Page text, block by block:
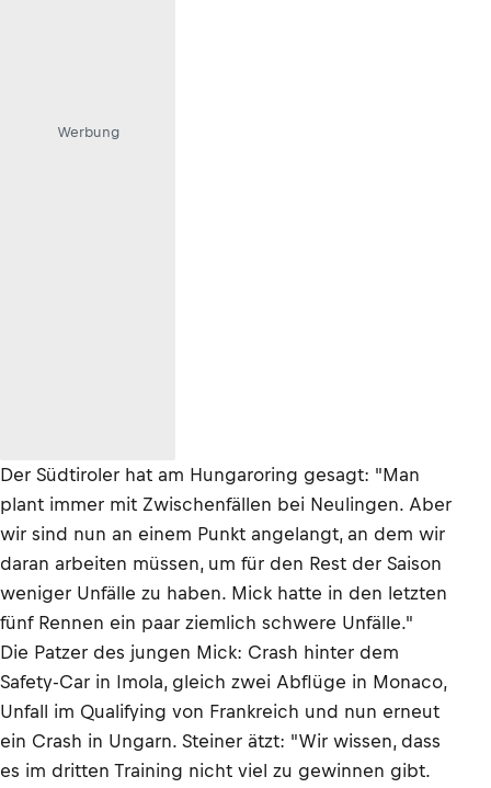
Werbung
Der Südtiroler hat am Hungaroring gesagt: "Man
plant immer mit Zwischenfällen bei Neulingen. Aber
wir sind nun an einem Punkt angelangt, an dem wir
daran arbeiten müssen, um für den Rest der Saison
weniger Unfälle zu haben. Mick hatte in den letzten
fünf Rennen ein paar ziemlich schwere Unfälle."
Die Patzer des jungen Mick: Crash hinter dem
Safety-Car in Imola, gleich zwei Abflüge in Monaco,
Unfall im Qualifying von Frankreich und nun erneut
ein Crash in Ungarn. Steiner ätzt: "Wir wissen, dass
es im dritten Training nicht viel zu gewinnen gibt.